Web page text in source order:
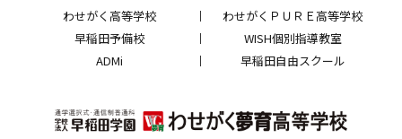
わせがく高等学校
わせがくＰＵＲＥ高等学校
早稲田予備校
WISH個別指導教室
ADMi
早稲田自由スクール